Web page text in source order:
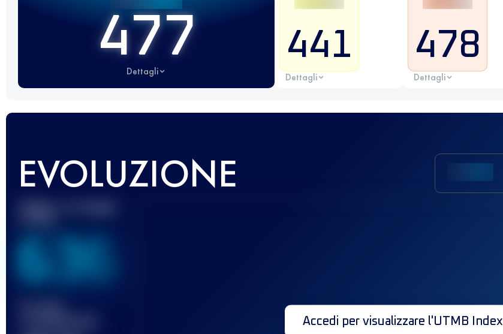
477
Dettagli
441
Dettagli
478
Dettagli
EVOLUZIONE
Miglior punteggio
636
Gara(e)
Accedi per visualizzare l'UTMB Index